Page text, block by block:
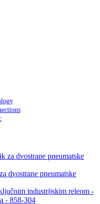
dvostrane pneumatske